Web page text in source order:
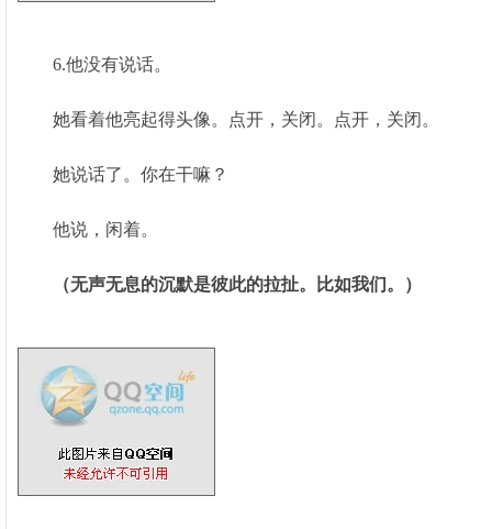
6.他没有说话。
她看着他亮起得头像。点开，关闭。点开，关闭。
她说话了。你在干嘛？
他说，闲着。
（无声无息的沉默是彼此的拉扯。比如我们。）